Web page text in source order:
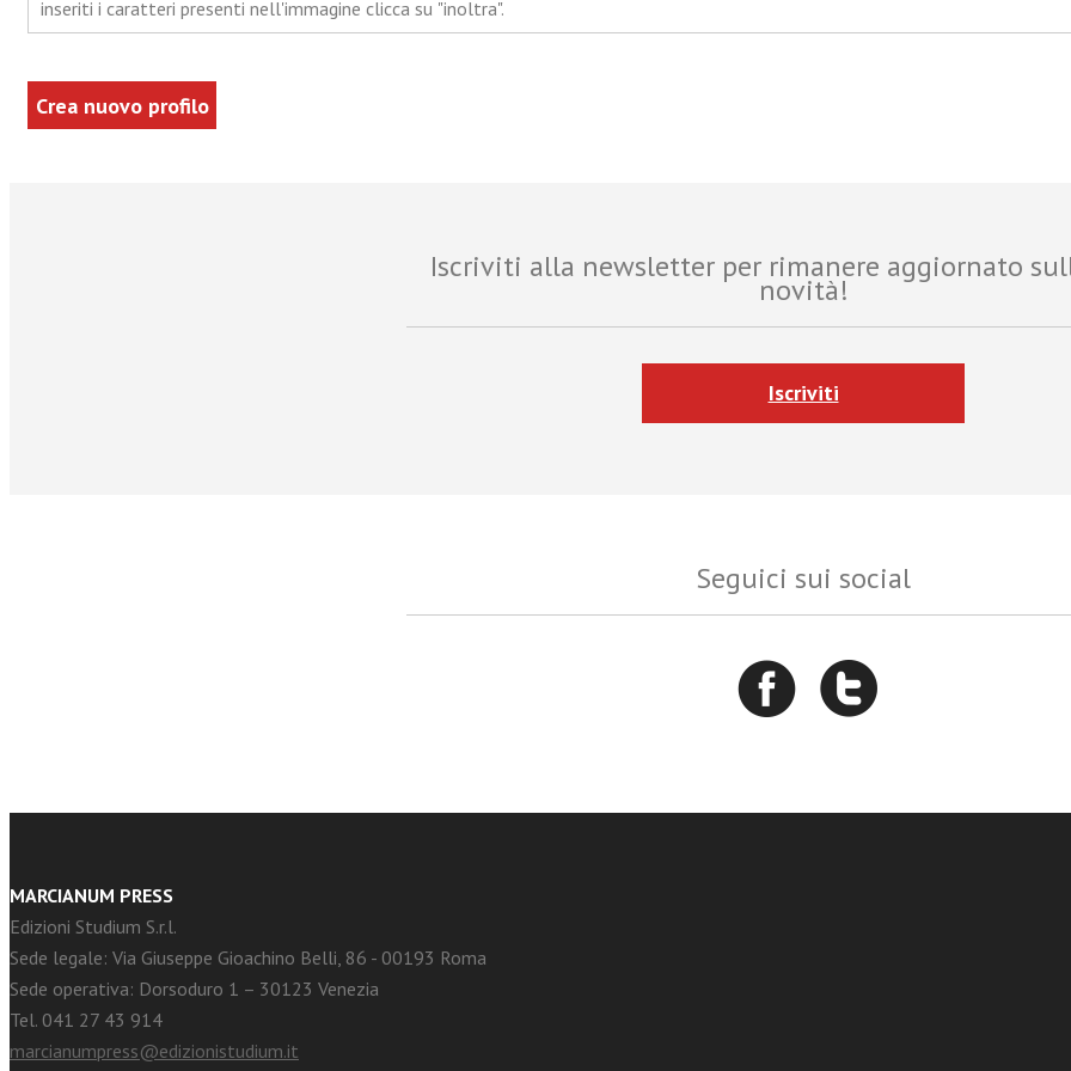
inseriti i caratteri presenti nell'immagine clicca su "inoltra".
Iscriviti alla newsletter per rimanere aggiornato
novità!
Iscriviti
Seguici sui social
MARCIANUM PRESS
Edizioni Studium S.r.l.
Sede legale: Via Giuseppe Gioachino Belli, 86 - 00193 Roma
Sede operativa: Dorsoduro 1 – 30123 Venezia
Tel. 041 27 43 914
marcianumpress@edizionistudium.it